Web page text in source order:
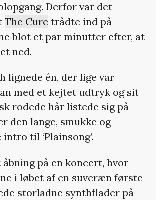
Derfor var det
The Cure trådte ind på
blot et par minutter efter, at
ned.
lignede én, der lige var
med et kejtet udtryk og sit
rodede hår listede sig på
den lange, smukke og
til ‘Plainsong’.
på en koncert, hvor
i løbet af en suveræn første
storladne synthflader på